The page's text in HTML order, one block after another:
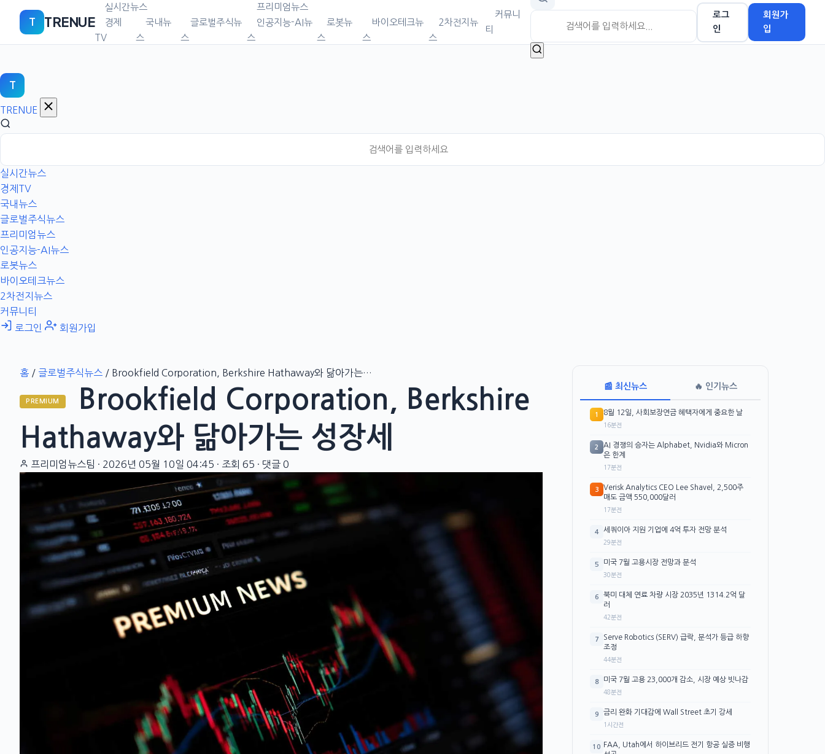
T TRENUE
실시간뉴스
경제
TV
국내뉴
스
글로벌주식뉴
스
프리미엄뉴스
인공지능-AI뉴
스
로봇뉴
스
바이오테크뉴
스
2차전지뉴
스
커뮤니
티
로그
인
회원가
입
T
TRENUE
실시간뉴스
경제TV
국내뉴스
글로벌주식뉴스
프리미엄뉴스
인공지능-AI뉴스
로봇뉴스
바이오테크뉴스
2차전지뉴스
커뮤니티
로그인
회원가입
홈 / 글로벌주식뉴스 / Brookfield Corporation, Berkshire Hathaway와 닮아가는…
PREMIUM
Brookfield Corporation, Berkshire
Hathaway와 닮아가는 성장세
프리미엄뉴스팀 · 2026년 05월 10일 04:45 · 조회 65 · 댓글 0
📰 최신뉴스 🔥 인기뉴스
1 8월 12일, 사회보장연금 혜택자에게 중요한 날
16분전
2
AI 경쟁의 승자는 Alphabet, Nvidia와 Micron
은 한계
17분전
3
Verisk Analytics CEO Lee Shavel, 2,500주
매도 금액 550,000달러
17분전
4 세쿼이아 지원 기업에 4억 투자 전망 분석
29분전
5 미국 7월 고용시장 전망과 분석
30분전
6
북미 대체 연료 차량 시장 2035년 1314.2억 달
러
42분전
7
Serve Robotics (SERV) 급락, 분석가 등급 하향
조정
44분전
8 미국 7월 고용 23,000개 감소, 시장 예상 빗나감
48분전
9 금리 완화 기대감에 Wall Street 초기 강세
1시간전
10
FAA, Utah에서 하이브리드 전기 항공 실증 비행